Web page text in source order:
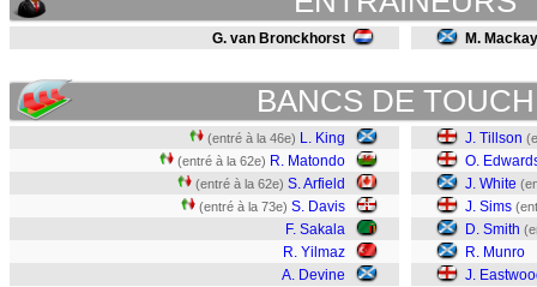
G. van Bronckhorst M. Mackay
BANCS DE
(entré à la 46e) L. King
(entré à la 62e) R. Matondo
(entré à la 62e) S. Arfield
(entré à la 73e) S. Davis
F. Sakala
R. Yilmaz
A. Devine
J. Tillson
O.
J. White
J. Sims
D. Smith
R. Munro
J.